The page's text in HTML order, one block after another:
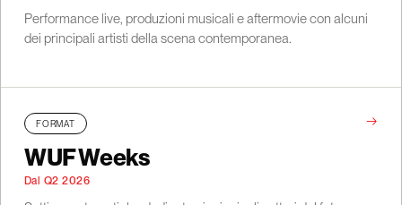
Performance live, produzioni musicali e aftermovie con alcuni
dei principali artisti della scena contemporanea.
FORMAT →
WUF Weeks
Dal Q2 2026